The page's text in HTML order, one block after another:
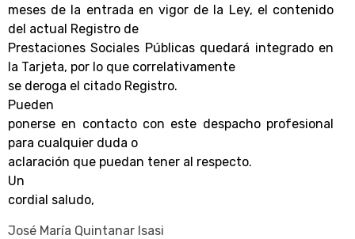
meses de la entrada en vigor de la Ley, el contenido
del actual Registro de
Prestaciones Sociales Públicas quedará integrado en
la Tarjeta, por lo que correlativamente
se deroga el citado Registro.
Pueden
ponerse en contacto con este despacho profesional
para cualquier duda o
aclaración que puedan tener al respecto.
Un
cordial saludo,
José María Quintanar Isasi